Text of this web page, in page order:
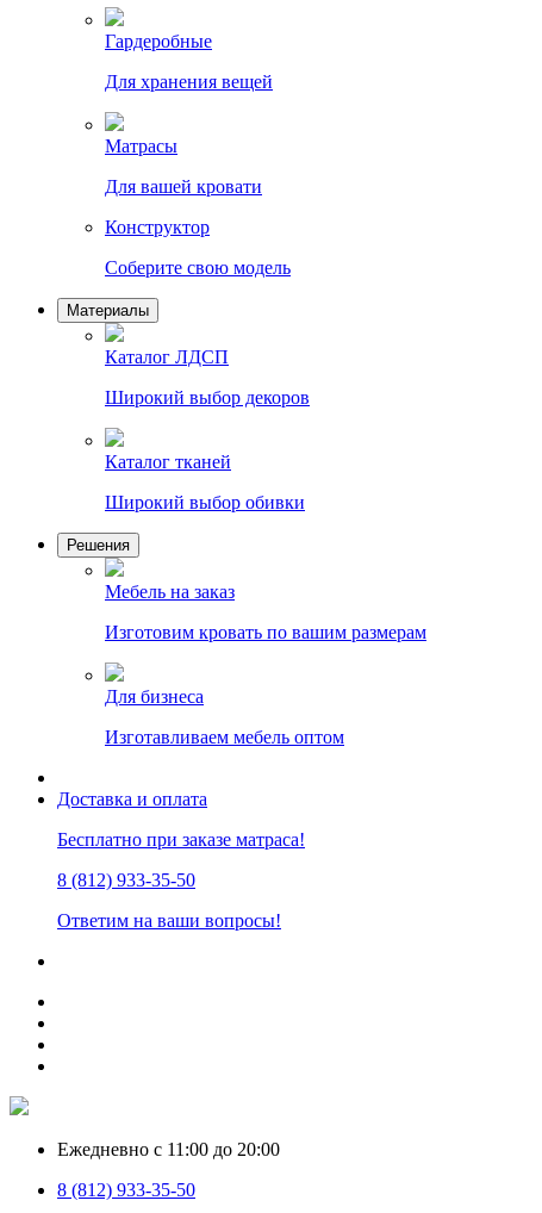
Гардеробные
Для хранения вещей
Матрасы
Для вашей кровати
Конструктор
Соберите свою модель
Материалы
Каталог ЛДСП
Широкий выбор декоров
Каталог тканей
Широкий выбор обивки
Решения
Мебель на заказ
Изготовим кровать по вашим размерам
Для бизнеса
Изготавливаем мебель оптом
Доставка и оплата
Бесплатно при заказе матраса!
8 (812) 933-35-50
Ответим на ваши вопросы!
Ежедневно с 11:00 до 20:00
8 (812) 933-35-50